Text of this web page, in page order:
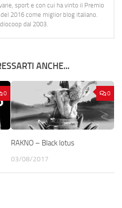
sport e con cui ha vinto il Premio
2016 come miglior blog italiano.
dal 2003.
ANCHE...
0 0
RAKNO – Black lotus
03/08/2017